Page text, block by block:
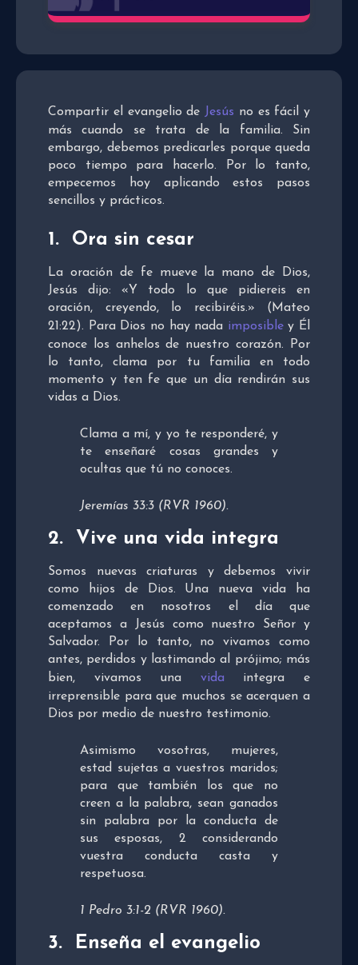
Compartir el evangelio de Jesús no es fácil y
más cuando se trata de la familia. Sin
embargo, debemos predicarles porque queda
poco tiempo para hacerlo. Por lo tanto,
empecemos hoy aplicando estos pasos
sencillos y prácticos.
1. Ora sin cesar
La oración de fe mueve la mano de Dios,
Jesús dijo: «Y todo lo que pidiereis en
oración, creyendo, lo recibiréis.» (Mateo
21:22). Para Dios no hay nada imposibley Él
conoce los anhelos de nuestro corazón. Por
lo tanto, clama por tu familia en todo
momento y ten fe que un día rendirán sus
vidas a Dios.
Clama a mí, y yo te responderé, y
te enseñaré cosas grandes y
ocultas que tú no conoces.
Jeremías 33:3 (RVR 1960).
2. Vive una vida integra
Somos nuevas criaturas y debemos vivir
como hijos de Dios. Una nueva vida ha
comenzado en nosotros el día que
aceptamos a Jesús como nuestro Señor y
Salvador. Por lo tanto, no vivamos como
antes, perdidos y lastimando al prójimo; más
bien, vivamos una vida integra e
irreprensible para que muchos se acerquen a
Dios por medio de nuestro testimonio.
Asimismo vosotras, mujeres,
estad sujetas a vuestros maridos;
para que también los que no
creen a la palabra, sean ganados
sin palabra por la conducta de
sus esposas, 2 considerando
vuestra conducta casta y
respetuosa.
1 Pedro 3:1-2 (RVR 1960).
3. Enseña el evangelio